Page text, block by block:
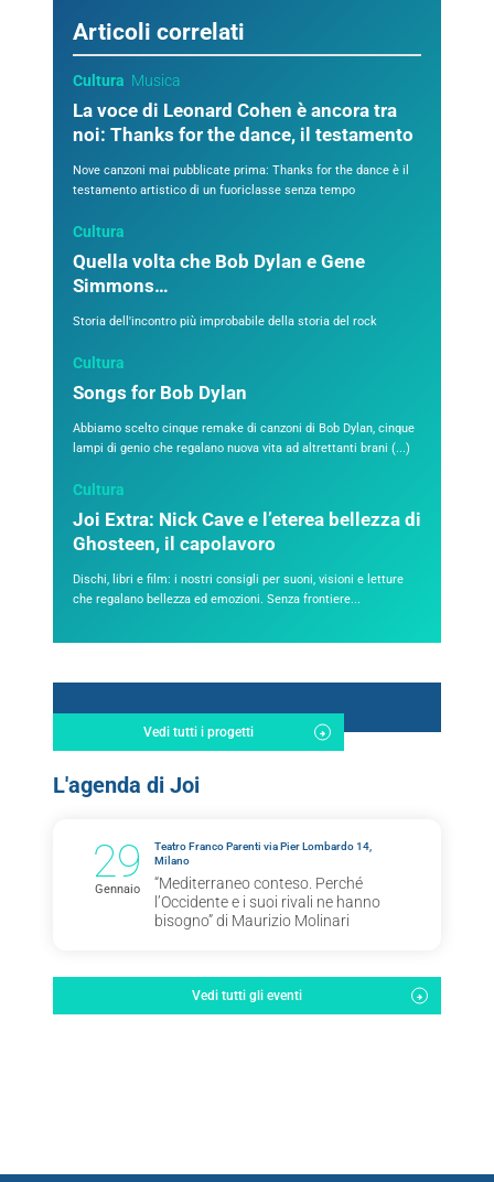
Articoli correlati
Cultura Musica
La voce di Leonard Cohen è ancora tra
noi: Thanks for the dance, il testamento
Nove canzoni mai pubblicate prima: Thanks for the dance è il
testamento artistico di un fuoriclasse senza tempo
Cultura
Quella volta che Bob Dylan e Gene
Simmons…
Storia dell'incontro più improbabile della storia del rock
Cultura
Songs for Bob Dylan
Abbiamo scelto cinque remake di canzoni di Bob Dylan, cinque
lampi di genio che regalano nuova vita ad altrettanti brani (...)
Cultura
Joi Extra: Nick Cave e l’eterea bellezza di
Ghosteen, il capolavoro
Dischi, libri e film: i nostri consigli per suoni, visioni e letture
che regalano bellezza ed emozioni. Senza frontiere...
Vedi tutti i progetti
L'agenda di Joi
29
Gennaio
Teatro Franco Parenti via Pier Lombardo 14,
Milano
“Mediterraneo conteso. Perché
l’Occidente e i suoi rivali ne hanno
bisogno” di Maurizio Molinari
Vedi tutti gli eventi